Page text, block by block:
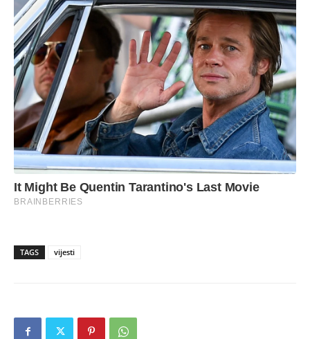
TAGS vijesti